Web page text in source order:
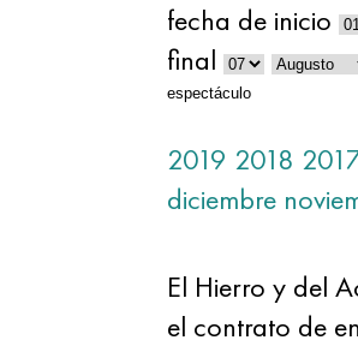
fecha de inicio
final
espectáculo
2019 2018
diciembre
El Hierro y del
el contrato de